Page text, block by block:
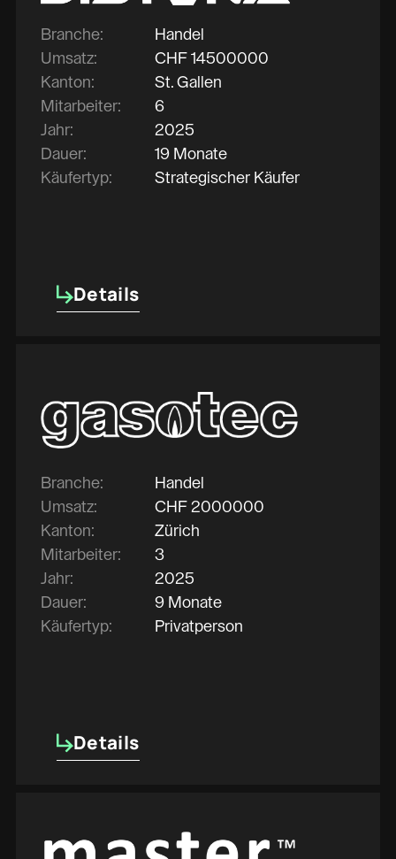
Branche:
Handel
Umsatz:
CHF 14500000
Kanton:
St. Gallen
Mitarbeiter:
6
Jahr:
2025
Dauer:
19 Monate
Käufertyp:
Strategischer Käufer
Details
Details
Branche:
Handel
Umsatz:
CHF 2000000
Kanton:
Zürich
Mitarbeiter:
3
Jahr:
2025
Dauer:
9 Monate
Käufertyp:
Privatperson
Details
Details